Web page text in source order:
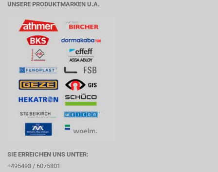
UNSERE PRODUKTMARKEN U.A.
SIE ERREICHEN UNS UNTER:
+495493 / 6075801